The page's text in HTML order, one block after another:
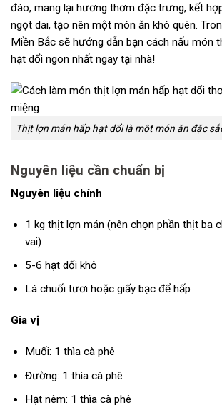
đáo, mang lại hương thơm đặc trưng, kết
ngọt dai, tạo nên một món ăn khó quên.
Miền Bắc sẽ hướng dẫn bạn cách nấu món
hạt dổi ngon nhất ngay tại nhà!
Thịt lợn mán hấp hạt dổi là một món ăn đặc
Nguyên iệu cần chuẩn bị
Nguyên liệu chính
1 kg thịt lợn mán (nên chọn phần thịt ba
vai)
5-6 hạt dổi khô
Lá chuối tươi hoặc giấy bạc để hấp
Gia vị
Muối: 1 thìa cà phê
Đường: 1 thìa cà phê
Hạt nêm: 1 thìa cà phê